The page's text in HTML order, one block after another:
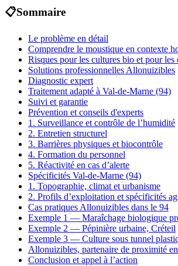
📋Sommaire
Le problème en détail
Comprendre le moustique en contexte
Risques pour les cultures bio et pour les
Solutions professionnelles Allonuizibles
Diagnostic expert
Traitement adapté à Val-de-Marne (94)
Suivi et garantie
Prévention et conseils d'experts
1. Surveillance et contrôle de l’humidité
2. Entretien structurel
3. Barrières physiques et biocontrôle
4. Formation du personnel
5. Réactivité en cas d’alerte
Spécificités Val-de-Marne (94)
1. Topographie, climat et urbanisme
2. Profils d’exploitation et spécificités
Cas pratiques Allonuizibles dans le 94
Exemple 1 — Maraîchage biologique
Exemple 2 — Pépinière urbaine, Créteil
Exemple 3 — Culture sous tunnel
Allonuizibles, partenaire de proximité
Conclusion et appel à l’action